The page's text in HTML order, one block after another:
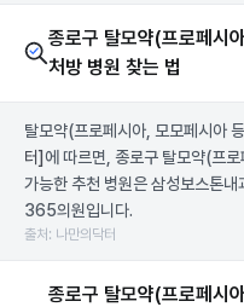
종로구 탈모약(프로페시
처방 병원 찾는 법
탈모약(프로페시아, 모모페시아
터] 에 따르면, 종로구 탈모약(프
가능한 추천 병원은 삼성보스톤
365의원입니다.
출처: 나만의닥터
종로구 탈모약(프로페시